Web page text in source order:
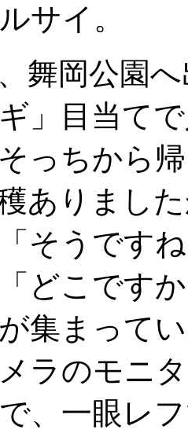
サイ。
舞岡公園
ギ」目当て
っちから
穫ありまし
そうです
どこです
集まって
ラのモニ
、一眼レ